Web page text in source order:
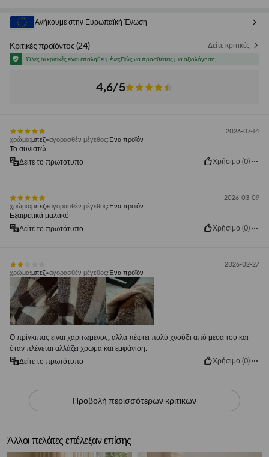
Ανήκουμε στην Ευρωπαϊκή Ένωση
Κριτικές προϊόντος(24) Δείτε κριτικές
Όλες οι κριτικές είναι επαληθευμένεςΠώς να προσθέσεις μια αξιολόγηση;
4,6/5
2026-07-14
χρώμα:μπεζ αγορασθέν μέγεθος:Ένα προϊόν
Το συνιστώ
Δείτε το πρωτότυπο
Χρήσιμο (0)
2026-03-09
χρώμα:μπεζ αγορασθέν μέγεθος:Ένα προϊόν
Εξαιρετικά μαλακό
Δείτε το πρωτότυπο
Χρήσιμο (0)
2026-02-27
χρώμα:μπεζ αγορασθέν μέγεθος:Ένα προϊόν
Ο πρίγκιπας είναι χαριτωμένος, αλλά πέφτει πολύ χνούδι από μέσα του και
όταν πλένεται αλλάζει χρώμα και εμφάνιση.
Δείτε το πρωτότυπο
Χρήσιμο (0)
Προβολή περισσότερων κριτικών
Άλλοι πελάτες επέλεξαν επίσης